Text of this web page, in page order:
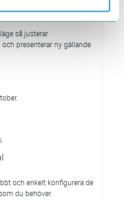
2022
så justerar
presenterar ny gällande
och enkelt konfigurera de
du behöver.